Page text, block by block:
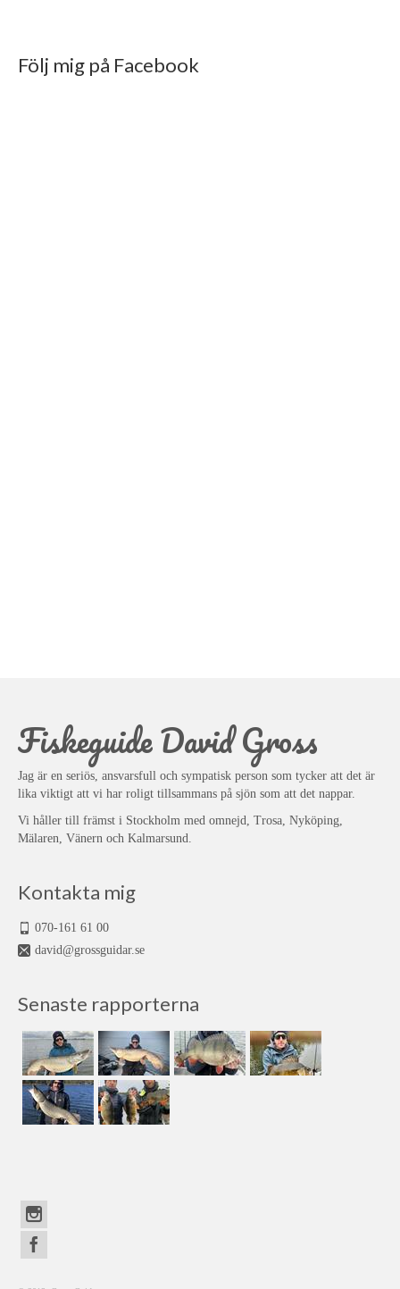
Följ mig på Facebook
Fiskeguide David Gross
Jag är en seriös, ansvarsfull och sympatisk person som tycker att det är
lika viktigt att vi har roligt tillsammans på sjön som att det nappar.
Vi håller till främst i Stockholm med omnejd, Trosa, Nyköping,
Mälaren, Vänern och Kalmarsund.
Kontakta mig
070-161 61 00
david@grossguidar.se
Senaste rapporterna